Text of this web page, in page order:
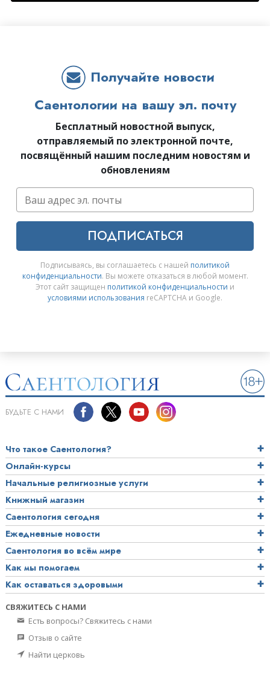
Получайте новости
Саентологии на вашу эл. почту
Бесплатный новостной выпуск,
отправляемый по электронной почте,
посвящённый нашим последним новостям и
обновлениям
ПОДПИСАТЬСЯ
Подписываясь, вы соглашаетесь с нашей политикой
конфиденциальности. Вы можете отказаться в любой момент.
Этот сайт защищен политикой конфиденциальности и
условиями использования reCAPTCHA и Google.
БУДЬТЕ С НАМИ
Что такое Саентология?
Онлайн-курсы
Начальные религиозные услуги
Книжный магазин
Саентология сегодня
Ежедневные новости
Саентология во всём мире
Как мы помогаем
Как оставаться здоровыми
СВЯЖИТЕСЬ С НАМИ
Есть вопросы? Свяжитесь с нами
Отзыв о сайте
Найти церковь